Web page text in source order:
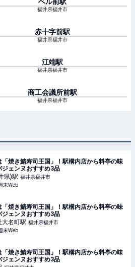
福井県福井市
赤十字前駅
福井県福井市
江端駅
福井県福井市
商工会議所前駅
福井県福井市
「焼き鯖寿司王国」！駅構内店から料亭の味
ジェンヌおすすめ3品
県)駅 福井県福井市
末Web
「焼き鯖寿司王国」！駅構内店から料亭の味
ジェンヌおすすめ3品
大名町駅 福井県福井市
末Web
「焼き鯖寿司王国」！駅構内店から料亭の味
ジェンヌおすすめ3品